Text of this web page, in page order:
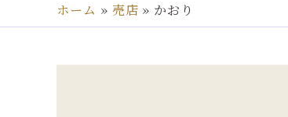
ホーム 売店 かおり